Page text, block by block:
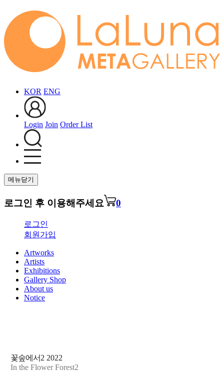
KOR ENG
Login Join Order List
메뉴닫기
로그인 후 이용해주세요 0
로그인
회원가입
Artworks
Artists
Exhibitions
Gallery Shop
About us
Notice
꽃숲에서2 2022
In the Flower Forest2